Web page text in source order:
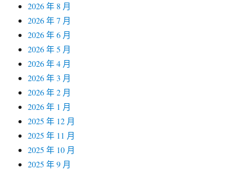
2026 年 8 月
2026 年 7 月
2026 年 6 月
2026 年 5 月
2026 年 4 月
2026 年 3 月
2026 年 2 月
2026 年 1 月
2025 年 12 月
2025 年 11 月
2025 年 10 月
2025 年 9 月